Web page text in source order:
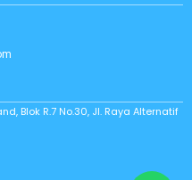
Blok R.7 No.30, Jl. Raya Alternatif